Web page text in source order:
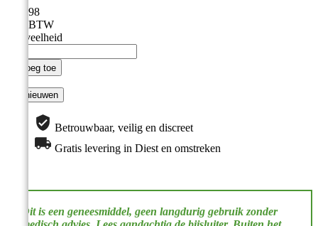
€ 41,98
Incl. BTW
Hoeveelheid
Voeg toe
Betrouwbaar, veilig en discreet
Gratis levering in Diest en omstreken
​​Dit is een geneesmiddel, geen langdurig gebruik zonder